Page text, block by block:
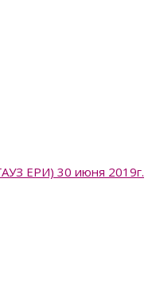
ЕРИ) 30 июня 2019г.